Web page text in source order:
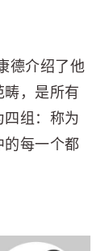
德介绍了他
，是所有
组：称为
每一个都